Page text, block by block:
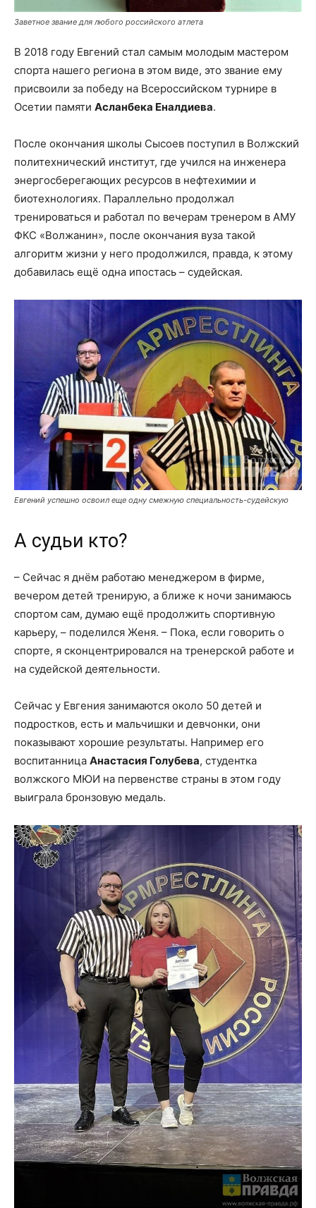
Заветное звание для любого российского атлета
В 2018 году Евгений стал самым молодым мастером
спорта нашего региона в этом виде, это звание ему
присвоили за победу на Всероссийском турнире в
Осетии памяти Асланбека Еналдиева.
После окончания школы Сысоев поступил в Волжский
политехнический институт, где учился на инженера
энергосберегающих ресурсов в нефтехимии и
биотехнологиях. Параллельно продолжал
тренироваться и работал по вечерам тренером в АМУ
ФКС «Волжанин», после окончания вуза такой
алгоритм жизни у него продолжился, правда, к этому
добавилась ещё одна ипостась – судейская.
Евгений успешно освоил еще одну смежную специальность-судейскую
А судьи кто?
– Сейчас я днём работаю менеджером в фирме,
вечером детей тренирую, а ближе к ночи занимаюсь
спортом сам, думаю ещё продолжить спортивную
карьеру, – поделился Женя. – Пока, если говорить о
спорте, я сконцентрировался на тренерской работе и
на судейской деятельности.
Сейчас у Евгения занимаются около 50 детей и
подростков, есть и мальчишки и девчонки, они
показывают хорошие результаты. Например его
воспитанница Анастасия Голубева, студентка
волжского МЮИ на первенстве страны в этом году
выиграла бронзовую медаль.